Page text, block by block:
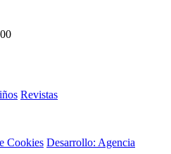
Revistas
Cookies Desarrollo: Agencia